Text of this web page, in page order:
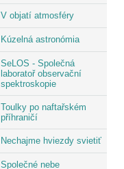
V objatí atmosféry
Kúzelná astronómia
SeLOS - Společná
laboratoř observační
spektroskopie
Toulky po naftařském
příhraničí
Nechajme hviezdy svietiť
Společné nebe